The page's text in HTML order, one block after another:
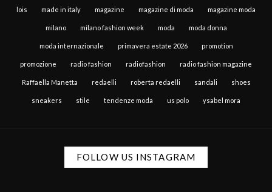
lois made in italy magazine magazine di moda magazine moda
milano milano fashion week moda moda donna
moda internazionale primavera estate 2026 promotion
promozione radio fashion radiofashion radio fashion magazine
Raffaella Manetta redaelli roberta redaelli sandali shoes
sneakers stile tendenze moda us polo ysabel mora
FOLLOW US INSTAGRAM